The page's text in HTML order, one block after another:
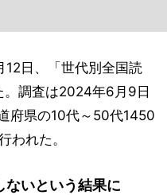
12日、「世代別全国読
調査は2024年6月9日
府県の10代～50代1450
われた。
いという結果に